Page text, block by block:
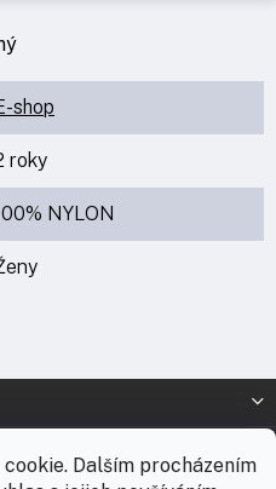
Dalším procházením
shop
roky
NYLON